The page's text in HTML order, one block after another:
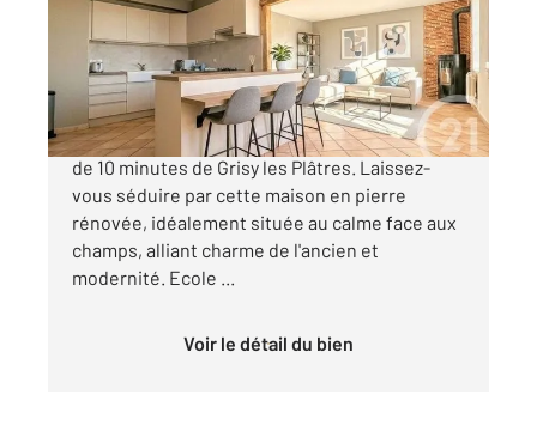
Maison à vendre
239 000 €
Dans un charmant village du Val d'oise à moins
de 10 minutes de Grisy les Plâtres. Laissez-
vous séduire par cette maison en pierre
rénovée, idéalement située au calme face aux
champs, alliant charme de l'ancien et
modernité. Ecole ...
Voir le détail du bien